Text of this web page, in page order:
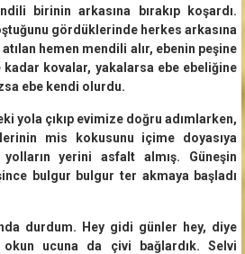
birinin arkasına bırakıp koşardı.
gördüklerinde herkes arkasına
hemen mendili alır, ebenin peşine
kadar kovalar, yakalarsa ebe ebeliğine
ebe kendi olurdu.
yola çıkıp evimize doğru adımlarken,
mis kokusunu içime doyasıya
yerini asfalt almış. Güneşin
bulgur bulgur ter akmaya başladı
durdum. Hey gidi günler hey, diye
okun ucuna da çivi bağlardık. Selvi